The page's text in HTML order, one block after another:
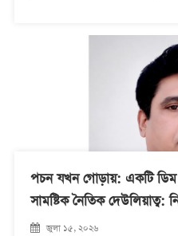
পচন যখন গোড়ায়: একটি ডিম
সামষ্টিক নৈতিক দেউলিয়াত্ব:
জুলা ১৫, ২০২৬